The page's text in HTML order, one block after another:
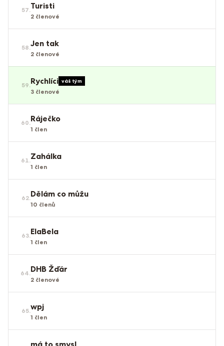
57.Turisti
2 členové
58.Jen tak
2 členové
59.Rychlíci váš tým
3 členové
60.Ráječko
1 člen
61.Zahálka
1 člen
62.Dělám co můžu
10 členů
63.ElaBela
1 člen
64.DHB Žďár
2 členové
65.wpj
1 člen
má to smysl